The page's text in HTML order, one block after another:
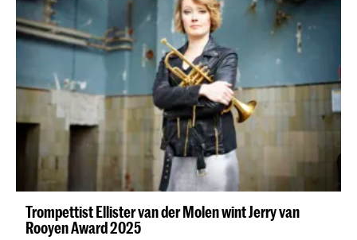
Trompettist Ellister van der Molen wint Jerry van
Rooyen Award 2025